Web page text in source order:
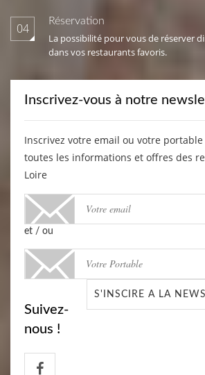
04 Réservation
La possibilité pour vous de réserver
dans vos restaurants favoris.
Inscrivez-vous à notre
Inscrivez votre email ou votre
toutes les informations et offres des
Loire
et / ou
S'INSCIRE A LA
Suivez-
nous !